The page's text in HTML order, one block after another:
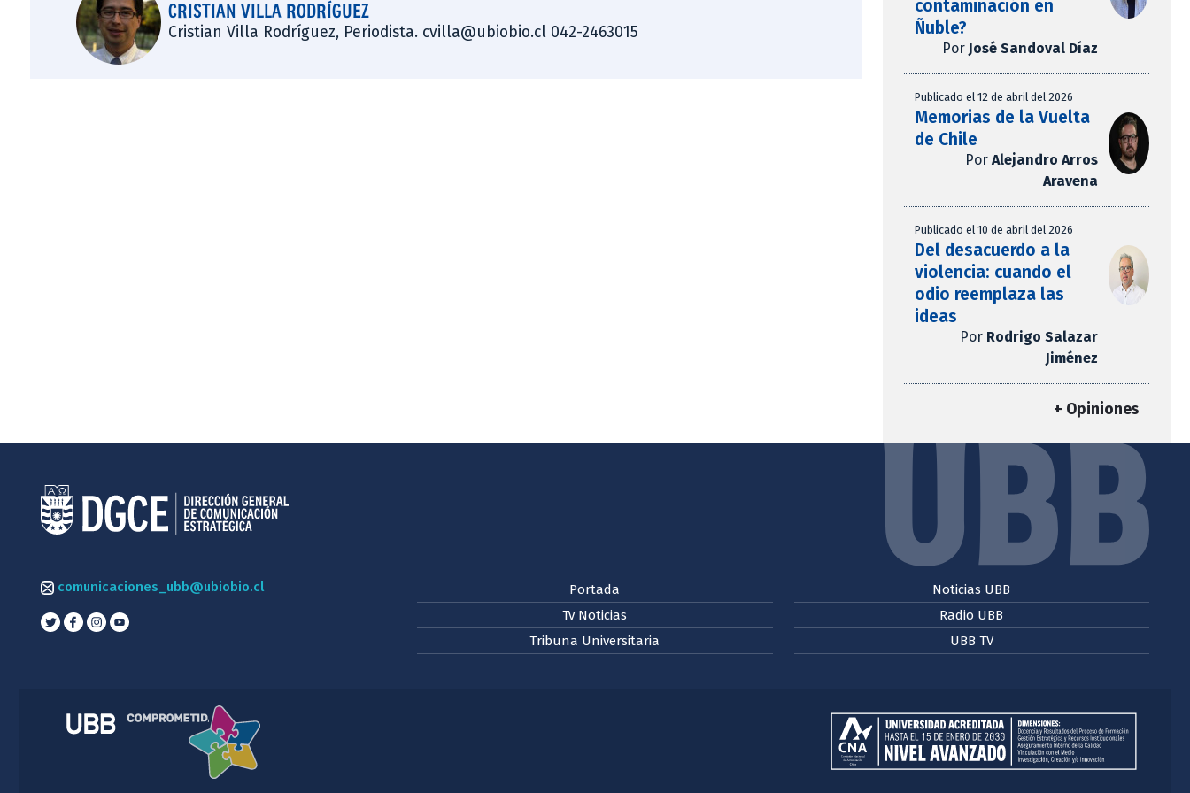
CRISTIAN VILLA RODRÍGUEZ
Cristian Villa Rodríguez, Periodista. cvilla@ubiobio.cl 042-2463015
contaminación en
Ñuble?
Por José Sandoval Díaz
Publicado el 12 de abril del 2026
Memorias de la Vuelta
de Chile
Por Alejandro Arros
Aravena
Publicado el 10 de abril del 2026
Del desacuerdo a la
violencia: cuando el
odio reemplaza las
ideas
Por Rodrigo Salazar
Jiménez
+ Opiniones
comunicaciones_ubb@ubiobio.cl
Portada
Tv Noticias
Tribuna Universitaria
Noticias UBB
Radio UBB
UBB TV